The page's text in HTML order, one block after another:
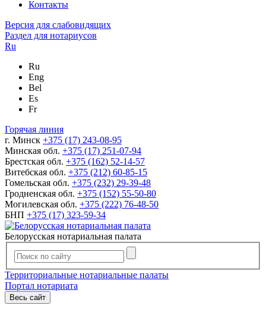
Контакты
Версия для слабовидящих
Раздел для нотариусов
Ru
Ru
Eng
Bel
Es
Fr
Горячая линия
г. Минск +375 (17) 243-08-95
Минская обл. +375 (17) 251-07-94
Брестская обл. +375 (162) 52-14-57
Витебская обл. +375 (212) 60-85-15
Гомельская обл. +375 (232) 29-39-48
Гродненская обл. +375 (152) 55-50-80
Могилевская обл. +375 (222) 76-48-50
БНП +375 (17) 323-59-34
Белорусская нотариальная палата
Территориальные нотариальные палаты
Портал нотариата
Весь сайт